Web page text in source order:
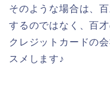
そのような場合は、
するのではなく、百
クレジットカードの
スメします♪